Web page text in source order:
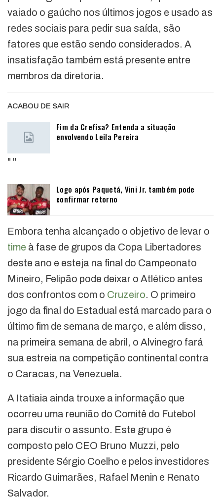
vaiado o gaúcho nos últimos jogos e usado as
redes sociais para pedir sua saída, são
fatores que estão sendo considerados. A
insatisfação também está presente entre
membros da diretoria.
ACABOU DE SAIR
Fim da Crefisa? Entenda a situação
envolvendo Leila Pereira
" "
Logo após Paquetá, Vini Jr. também pode
confirmar retorno
Embora tenha alcançado o objetivo de levar o
time à fase de grupos da Copa Libertadores
deste ano e esteja na final do Campeonato
Mineiro, Felipão pode deixar o Atlético antes
dos confrontos com o Cruzeiro. O primeiro
jogo da final do Estadual está marcado para o
último fim de semana de março, e além disso,
na primeira semana de abril, o Alvinegro fará
sua estreia na competição continental contra
o Caracas, na Venezuela.
A Itatiaia ainda trouxe a informação que
ocorreu uma reunião do Comitê do Futebol
para discutir o assunto. Este grupo é
composto pelo CEO Bruno Muzzi, pelo
presidente Sérgio Coelho e pelos investidores
Ricardo Guimarães, Rafael Menin e Renato
Salvador.